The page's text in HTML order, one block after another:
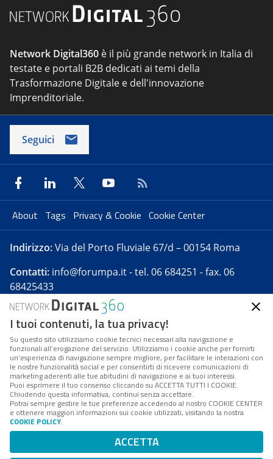
Network Digital360 è il più grande network in Italia di
testate e portali B2B dedicati ai temi della
Trasformazione Digitale e dell'innovazione
Imprenditoriale.
Seguici
About Tags Privacy & Cookie Cookie Center
Indirizzo:Via del Porto Fluviale 67/d – 00154 Roma
Contatti: info@forumpa.it- tel. 06 684251 - fax. 06
68425433
Forumpa.itè una pubblicazione telematica iscritta
presso Registro della stampa del Tribunale di Roma -
Reg. n. 182 del 2 maggio 2008 - Direttore resp. Michela
Stentella
FPA s.r.l. è società soggetta a Direzione e
Coordinamento da parte di Digital360 S.p.A. - FPA s.r.l.
è un'azienda certificata per il sistema di management
Codice Fiscale/Partita IVA n. 10693191008 - R.E.A. Roma
n. 1249791. ISP AWS
I tuoi contenuti, la tua privacy!
Su questo sito utilizziamo cookie tecnici necessari alla navigazione e
funzionali all’erogazione del servizio. Utilizziamo i cookie anche per fornirti
un’esperienza di navigazione sempre migliore, per facilitare le interazioni con
le nostre funzionalità social e per consentirti di ricevere comunicazioni di
marketing aderenti alle tue abitudini di navigazione e ai tuoi interessi.
Puoi esprimere il tuo consenso cliccando su ACCETTA TUTTI I COOKIE.
Chiudendo questa informativa, continui senza accettare.
Potrai sempre gestire le tue preferenze accedendo al nostro COOKIE CENTER
e ottenere maggiori informazioni sui cookie utilizzati, visitando la nostra
COOKIE POLICY.
ACCETTA